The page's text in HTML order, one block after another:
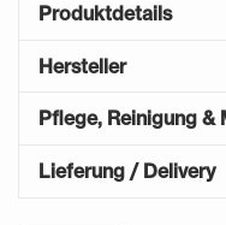
Produktdetails
Hersteller
Pflege, Reinigung &
Lieferung / Delivery